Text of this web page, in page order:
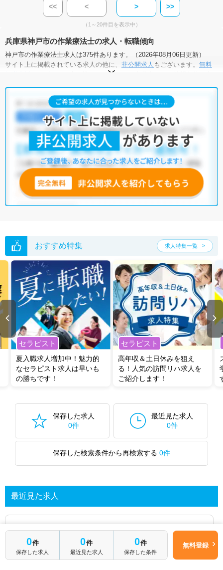
<< < > >>
（1～20件目を表示中）
兵庫県神戸市の作業療法士の求人・転職傾向
神戸市の作業療法士求人は375件あります。（2026年08月06日更新）
サイト上に掲載されている求人の他に、 非公開求人 もございます。 無料
にお申し込みいただくと、全求人からご希望条件に合
神戸市の作業療法士求人では以下のような条件が人気です。
土日祝休・積極採用中・ 新卒OK・ 正社員(正職員)
クリニック・介護福祉施設・訪問リハビリ(在宅医療)・
・保育園 ・その他
他の条件でも人気の求人がございますので、「こだわり条件」から検索
いただくか、お気軽にお問い合わせください。
全国の作業療法士求人から検索いただくことも可能です。
無料転職支援サービス
にお申し込みいただくと、ご希望条件をヒアリン
グした上で求人をご提案いたします。
転職支援の他、情報収集や募集状況の確認も、お気軽にご相談くださ
い。
おすすめ特集 求人特集一覧
セラピスト
夏入職求人増加中！魅力的
なセラピスト求人は早いも
の勝ちです！
セラピスト
高年収＆土日休みを狙え
る！人気の訪問リハ求人を
ご紹介します！
保存した求人
0件
最近見た求人
0件
保存した検索条件から再検索する 0件
最近見た求人
あなたが最近見た求人を表示します
求人を探してみる
0件
保存した求人
0件
最近見た求人
0件
保存した条件
無料登録